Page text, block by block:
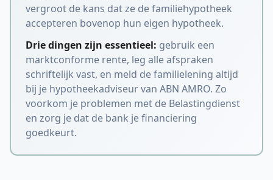
vergroot de kans dat ze de familiehypotheek
accepteren bovenop hun eigen hypotheek.
Drie dingen zijn essentieel: gebruik een
marktconforme rente, leg alle afspraken
schriftelijk vast, en meld de familielening altijd
bij je hypotheekadviseur van ABN AMRO. Zo
voorkom je problemen met de Belastingdienst
en zorg je dat de bank je financiering
goedkeurt.